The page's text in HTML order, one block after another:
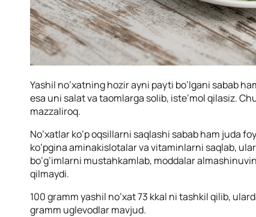
Yashil no’xatning hozir ayni payti bo’lgani sabab
esa uni salat va taomlarga solib, iste’mol qilasiz.
mazzaliroq.
No’xatlar ko’p oqsillarni saqlashi sabab ham juda
ko’pgina aminakislotalar va vitaminlarni saqlab,
bo’g’imlarni mustahkamlab, moddalar
qilmaydi.
100 gramm yashil no’xat 73 kkal ni tashkil qilib,
gramm uglevodlar mavjud.